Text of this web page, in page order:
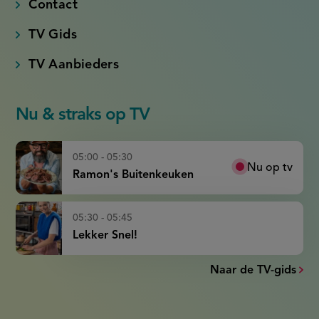
Contact
TV Gids
TV Aanbieders
Nu & straks op TV
05:00 - 05:30
Ramon's Buitenkeuken
Nu op tv
05:30 - 05:45
Lekker Snel!
Naar de TV-gids